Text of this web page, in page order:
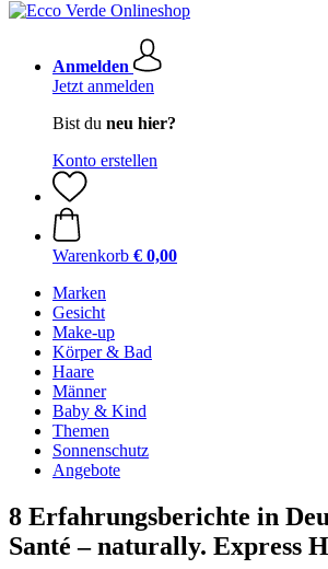
Anmelden
Jetzt anmelden
Bist du neu hier?
Konto erstellen
Warenkorb € 0,00
Marken
Gesicht
Make-up
Körper & Bad
Haare
Männer
Baby & Kind
Themen
Sonnenschutz
Angebote
8 Erfahrungsberichte in
Santé – naturally. Express